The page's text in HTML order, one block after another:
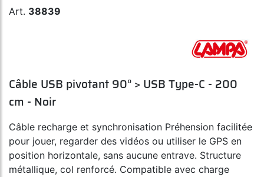
Art. 38839
Câble USB pivotant 90° > USB Type-C - 200
cm - Noir
Câble recharge et synchronisation Préhension facilitée
pour jouer, regarder des vidéos ou utiliser le GPS en
position horizontale, sans aucune entrave. Structure
métallique, col renforcé. Compatible avec charge